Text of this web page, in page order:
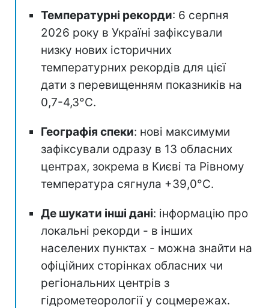
Температурні рекорди: 6 серпня
2026 року в Україні зафіксували
низку нових історичних
температурних рекордів для цієї
дати з перевищенням показників на
0,7-4,3°C.
Географія спеки: нові максимуми
зафіксували одразу в 13 обласних
центрах, зокрема в Києві та Рівному
температура сягнула +39,0°C.
Де шукати інші дані: інформацію про
локальні рекорди - в інших
населених пунктах - можна знайти на
офіційних сторінках обласних чи
регіональних центрів з
гідрометеорології у соцмережах.